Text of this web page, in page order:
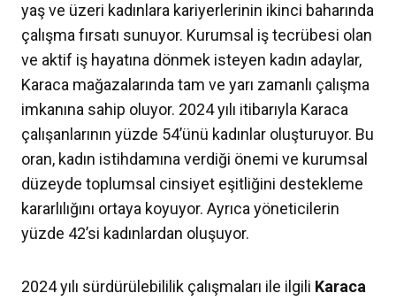
yaş ve üzeri kadınlara kariyerlerinin ikinci baharında
çalışma fırsatı sunuyor. Kurumsal iş tecrübesi olan
ve aktif iş hayatına dönmek isteyen kadın adaylar,
Karaca mağazalarında tam ve yarı zamanlı çalışma
imkanına sahip oluyor. 2024 yılı itibarıyla Karaca
çalışanlarının yüzde 54’ünü kadınlar oluşturuyor. Bu
oran, kadın istihdamına verdiği önemi ve kurumsal
düzeyde toplumsal cinsiyet eşitliğini destekleme
kararlılığını ortaya koyuyor. Ayrıca yöneticilerin
yüzde 42’si kadınlardan oluşuyor.
2024 yılı sürdürülebililik çalışmaları ile ilgili Karaca